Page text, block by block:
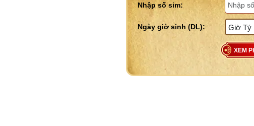
Nhập số sim:
XEM